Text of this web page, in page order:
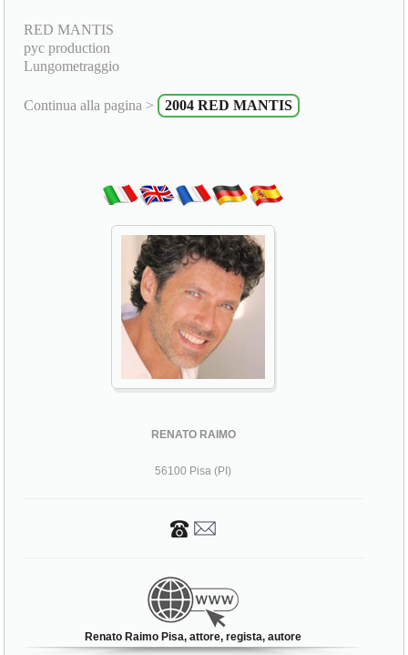
RED MANTIS
pyc production
Lungometraggio
Continua alla pagina > 2004 RED MANTIS
RENATO RAIMO
56100 Pisa (PI)
Renato Raimo Pisa, attore, regista, autore